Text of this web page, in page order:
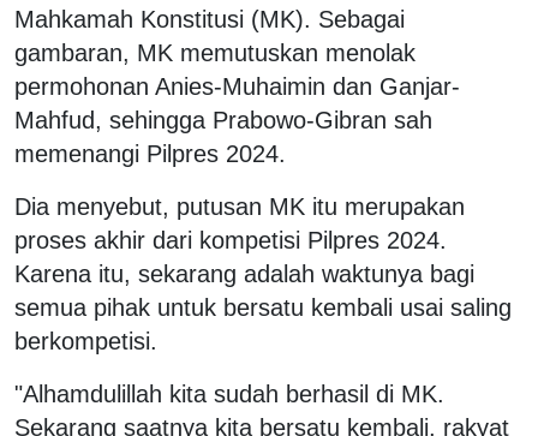
Mahkamah Konstitusi (MK). Sebagai
gambaran, MK memutuskan menolak
permohonan Anies-Muhaimin dan Ganjar-
Mahfud, sehingga Prabowo-Gibran sah
memenangi Pilpres 2024.
Dia menyebut, putusan MK itu merupakan
proses akhir dari kompetisi Pilpres 2024.
Karena itu, sekarang adalah waktunya bagi
semua pihak untuk bersatu kembali usai saling
berkompetisi.
"Alhamdulillah kita sudah berhasil di MK.
Sekarang saatnya kita bersatu kembali, rakyat